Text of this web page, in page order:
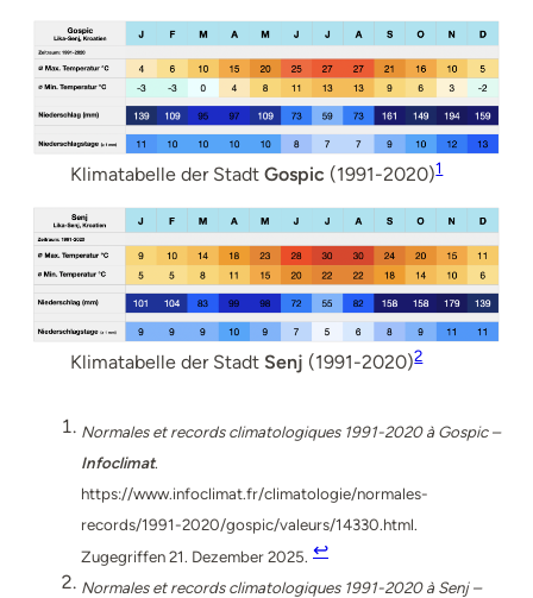
Klimatabelle der StadtGospic (1991-2020)1
Klimatabelle der Stadt Senj (1991-2020)2
Normales et records climatologiques 1991-2020 à Gospic –
Infoclimat.
https://www.infoclimat.fr/climatologie/normales-
records/1991-2020/gospic/valeurs/14330.html.
Zugegriffen 21. Dezember 2025. ↩︎
Normales et records climatologiques 1991-2020 à Senj –